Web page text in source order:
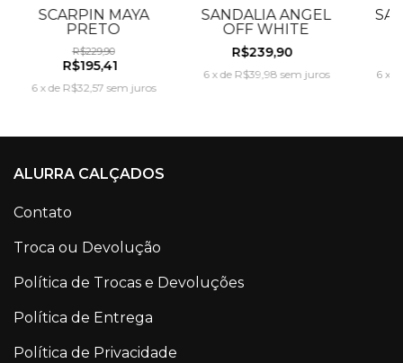
SCARPIN MAYA
PRETO
R$229,90
R$195,41
6 xde R$32,57 sem juros
SANDÁLIA ANGEL
OFF WHITE
R$239,90
6 xde R$39,98 sem juros 6 x
ALURRA CALÇADOS
Contato
Troca ou Devolução
Política de Trocas e Devoluções
Política de Entrega
Política de Privacidade